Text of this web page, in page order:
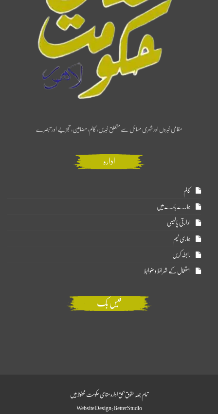
مقامی خبروں اور شہری مسائل سے متعلق خبریں، کالم، مضامین، تجزیے اور تبصرے
ادارہ
کالم
ہمارے بارے میں
ادارتی پالیسی
ہماری ٹیم
رابطہ کریں
استعمال کے شرائط و ضوابط
فیس بک
تمام جملہ حقوق بحق ادارہ مقامی حکومت محفوظ ہیں
Website Design: BetterStudio